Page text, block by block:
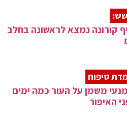
קורונה נמצא לראשונה בחלב
טיפוח
משמן על העור כמה ימים
האיפור